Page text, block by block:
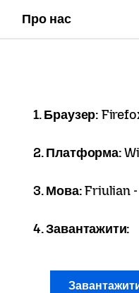
Про нас
1. Браузер:
2. Платформа:
3. Мова:Friulian
4. Завантажити: